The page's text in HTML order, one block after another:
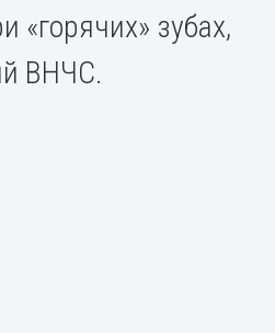
«горячих» зубах,
ВНЧС.